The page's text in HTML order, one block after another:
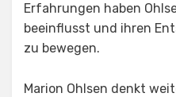
Erfahrungen haben
beeinflusst und ihren
zu bewegen.
Marion Ohlsen denkt